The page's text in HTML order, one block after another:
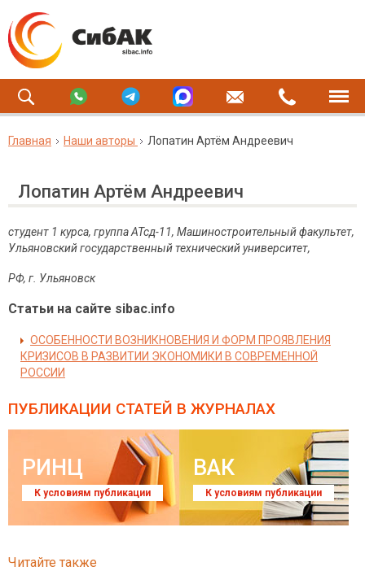
Главная Наши авторы Лопатин Артём Андреевич
Лопатин Артём Андреевич
студент 1 курса, группа АТсд-11, Машиностроительный факультет,
Ульяновский государственный технический университет,
РФ, г. Ульяновск
Статьи на сайте sibac.info
ОСОБЕННОСТИ ВОЗНИКНОВЕНИЯ И ФОРМ ПРОЯВЛЕНИЯ
КРИЗИСОВ В РАЗВИТИИ ЭКОНОМИКИ В СОВРЕМЕННОЙ
РОССИИ
ПУБЛИКАЦИИ СТАТЕЙ В ЖУРНАЛАХ
РИНЦ
К условиям публикации
ВАК
К условиям публикации
Читайте также